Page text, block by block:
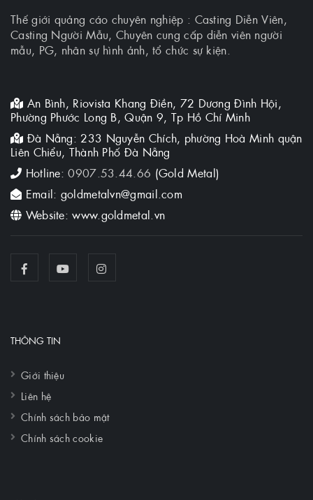
Thế giới quảng cáo chuyên nghiệp : Casting Diễn Viên,
Casting Người Mẫu, Chuyên cung cấp diễn viên người
mẫu, PG, nhân sự hình ảnh, tổ chức sự kiện.
An Bình, Riovista Khang Điền, 72 Dương Đình Hội,
Phường Phước Long B, Quận 9, Tp Hồ Chí Minh
Đà Nẵng: 233 Nguyễn Chích, phường Hoà Minh quận
Liên Chiểu, Thành Phố Đà Nẵng
Hotline:0907.53.44.66 (Gold Metal)
Email: goldmetalvn@gmail.com
Website: www.goldmetal.vn
THÔNG TIN
Giới thiệu
Liên hệ
Chính sách bảo mật
Chính sách cookie